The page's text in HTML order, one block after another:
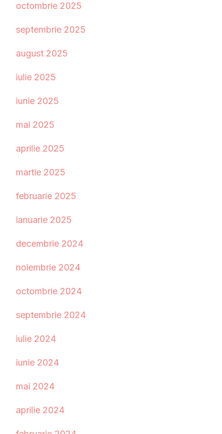
octombrie 2025
septembrie 2025
august 2025
iulie 2025
iunie 2025
mai 2025
aprilie 2025
martie 2025
februarie 2025
ianuarie 2025
decembrie 2024
noiembrie 2024
octombrie 2024
septembrie 2024
iulie 2024
iunie 2024
mai 2024
aprilie 2024